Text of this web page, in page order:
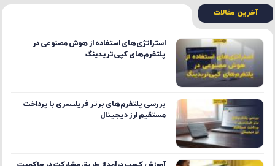
آخرین مقالات
استراتژی‌های استفاده از هوش مصنوعی در
پلتفرم‌های کپی‌تریدینگ
بررسی پلتفرم‌های برتر فریلنسری با پرداخت
مستقیم ارز دیجیتال